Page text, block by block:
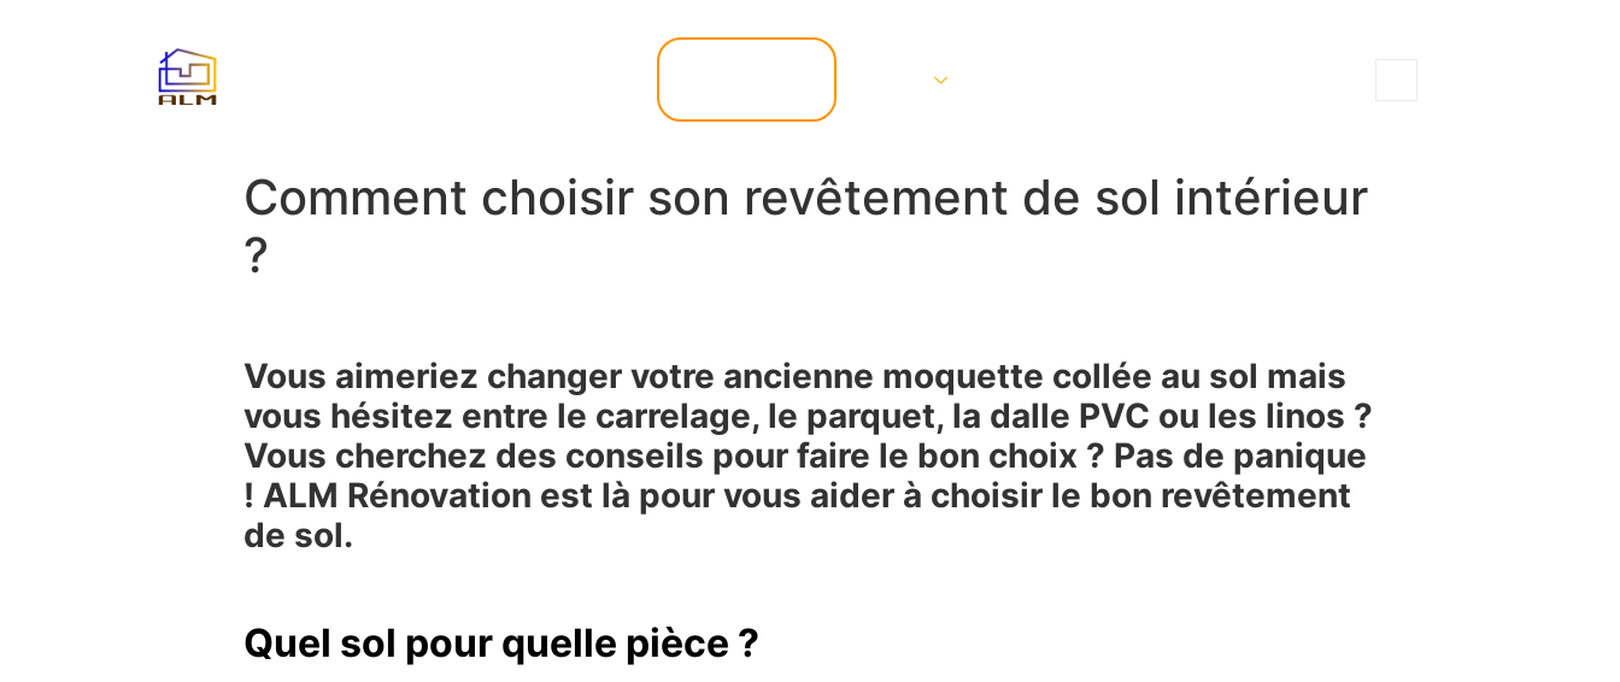
Comment choisir son revêtement de sol intérieur
?
Vous aimeriez changer votre ancienne moquette collée au sol mais
vous hésitez entre le carrelage, le parquet, la dalle PVC ou les linos ?
Vous cherchez des conseils pour faire le bon choix ? Pas de panique
! ALM Rénovation est là pour vous aider à choisir le bon revêtement
de sol.
Quel sol pour quelle pièce ?